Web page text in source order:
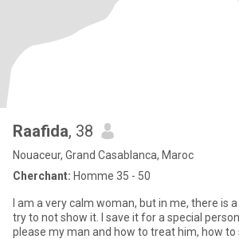
Raafida, 38
Nouaceur, Grand Casablanca, Maroc
Cherchant: Homme 35 - 50
I am a very calm woman, but in me, there is
try to not show it. I save it for a special
please my man and how to treat him, how to